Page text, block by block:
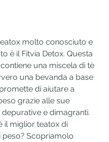
molto conosciuto e
è il Fitvia Detox. Questa
una miscela di tè
una bevanda a base
di aiutare a
grazie alle sue
e dimagranti.
il miglior teatox di
peso? Scopriamolo